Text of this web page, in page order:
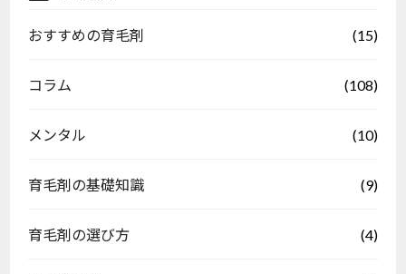
おすすめの育毛剤 (15)
コラム (108)
メンタル (10)
育毛剤の基礎知識 (9)
育毛剤の選び方 (4)